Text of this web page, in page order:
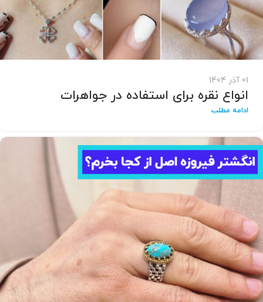
01 آذر 1404
انواع نقره برای استفاده در جواهرات
ادامه مطلب